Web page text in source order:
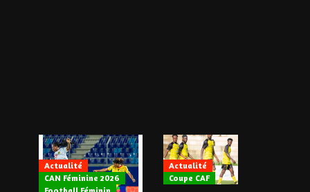
Actualité
CAN Féminine 2026
Actualité
Coupe CAF